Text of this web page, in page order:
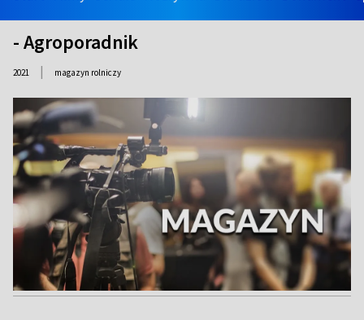
- Agroporadnik
2021 | magazyn rolniczy